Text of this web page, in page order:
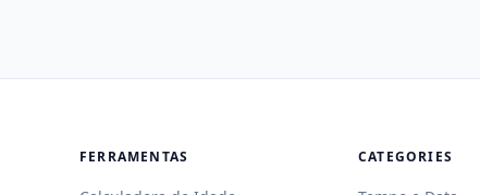
FERRAMENTAS CATEGORIES